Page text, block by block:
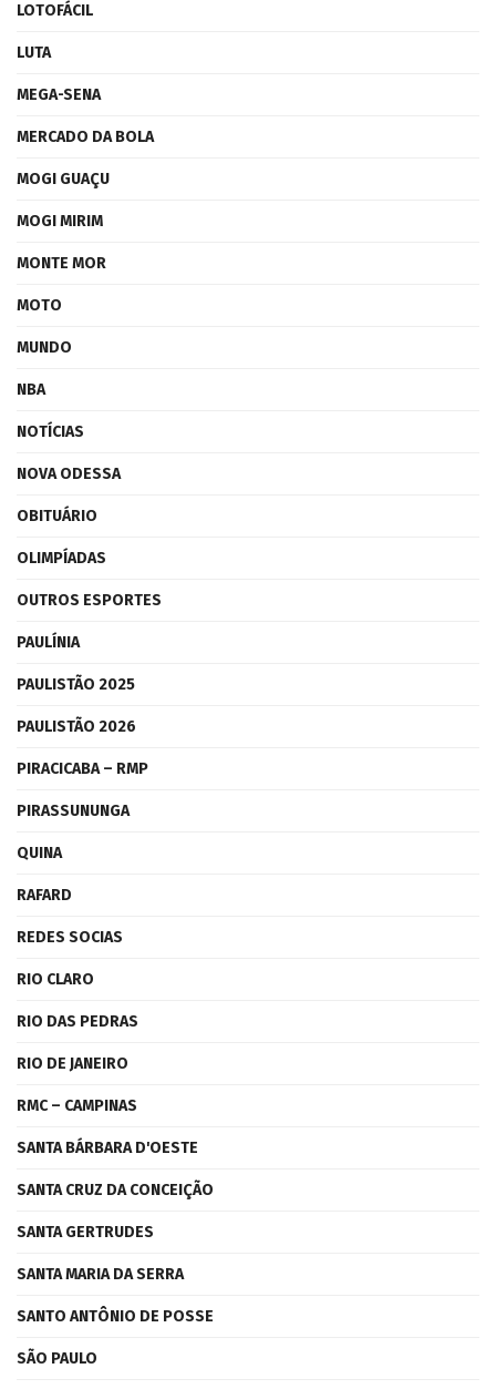
LOTOFÁCIL
LUTA
MEGA-SENA
MERCADO DA BOLA
MOGI GUAÇU
MOGI MIRIM
MONTE MOR
MOTO
MUNDO
NBA
NOTÍCIAS
NOVA ODESSA
OBITUÁRIO
OLIMPÍADAS
OUTROS ESPORTES
PAULÍNIA
PAULISTÃO 2025
PAULISTÃO 2026
PIRACICABA – RMP
PIRASSUNUNGA
QUINA
RAFARD
REDES SOCIAS
RIO CLARO
RIO DAS PEDRAS
RIO DE JANEIRO
RMC – CAMPINAS
SANTA BÁRBARA D'OESTE
SANTA CRUZ DA CONCEIÇÃO
SANTA GERTRUDES
SANTA MARIA DA SERRA
SANTO ANTÔNIO DE POSSE
SÃO PAULO